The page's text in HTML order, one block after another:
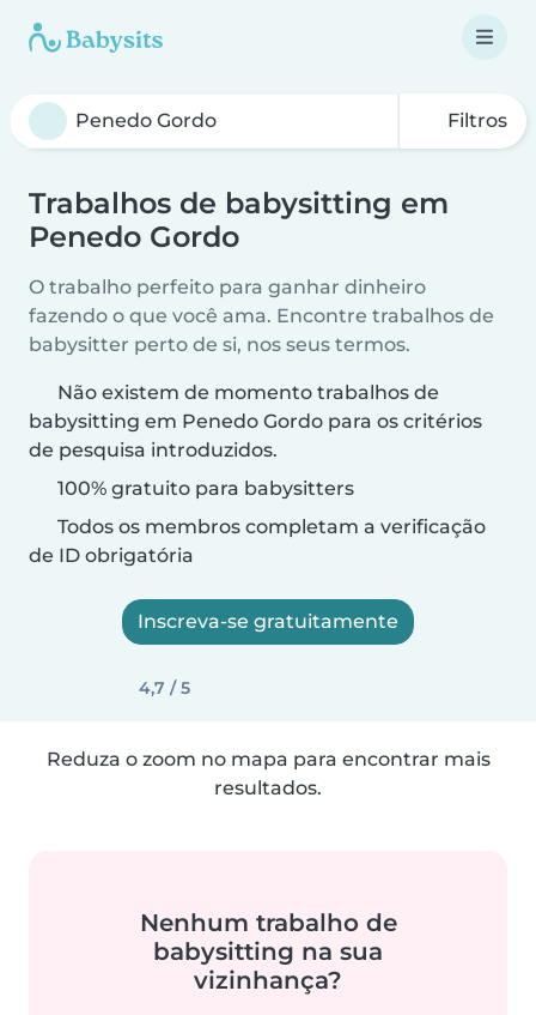
Filtros
Trabalhos de babysitting em
Penedo Gordo
O trabalho perfeito para ganhar dinheiro
fazendo o que você ama. Encontre trabalhos de
babysitter perto de si, nos seus termos.
Não existem de momento trabalhos de
babysitting em Penedo Gordo para os critérios
de pesquisa introduzidos.
100% gratuito para babysitters
Todos os membros completam a verificação
de ID obrigatória
Inscreva-se gratuitamente
4,7 / 5
Reduza o zoom no mapa para encontrar mais
resultados.
Nenhum trabalho de
babysitting na sua
vizinhança?